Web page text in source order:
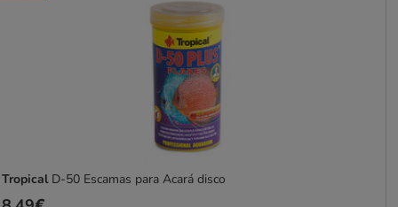
Tropical D-50 Escamas para Acará disco